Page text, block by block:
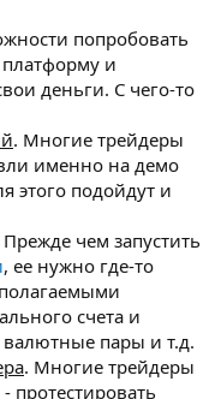
попробовать
платформу и
деньги. С чего-то
. Многие трейдеры
именно на демо
этого подойдут и
Прежде чем запустить
, ее нужно где-то
счета и
валютные пары и т.д.
. Многие трейдеры
протестировать